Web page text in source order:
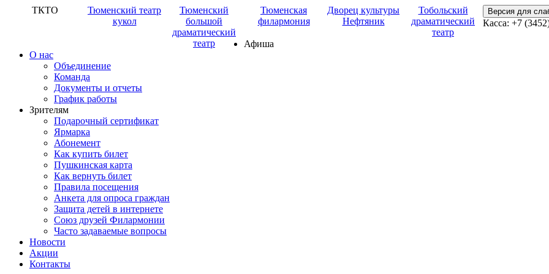
ТКТО
Тюменский театр
кукол
Тюменский
большой
драматический
театр
Тюменская
филармония
Дворец культуры
Нефтяник
Тобольский
драматический
театр
Версия для
Касса: +7
Афиша
О нас
Объединение
Команда
Документы и отчеты
График работы
Зрителям
Подарочный сертификат
Ярмарка
Абонемент
Как купить билет
Пушкинская карта
Как вернуть билет
Правила посещения
Анкета для опроса граждан
Защита детей в интернете
Союз друзей Филармонии
Часто задаваемые вопросы
Новости
Акции
Контакты